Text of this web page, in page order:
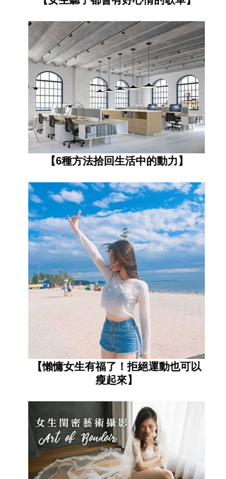
【6種方法拾回生活中的動力】
​【懶慵女生有福了！拒絕運動也可以
瘦起來】